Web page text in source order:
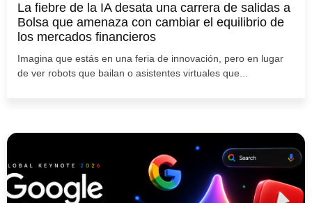
La fiebre de la IA desata una carrera de salidas a
Bolsa que amenaza con cambiar el equilibrio de
los mercados financieros
Imagina que estás en una feria de innovación, pero en lugar
de ver robots que bailan o asistentes virtuales que...